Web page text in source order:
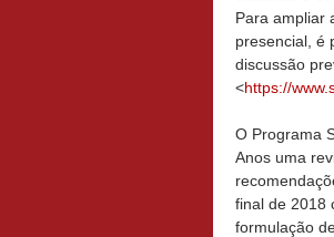
Para ampliar
presencial, é
discussão
<https://
O Programa
Anos uma
final de 2018
formulação